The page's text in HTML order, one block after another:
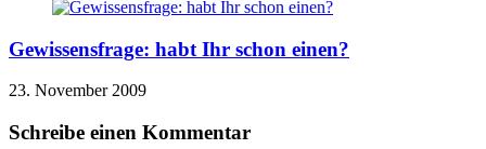
Gewissensfrage: habt Ihr schon einen?
23. November 2009
Schreibe einen Kommentar